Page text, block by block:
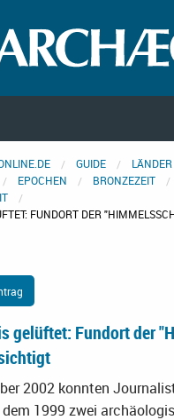
GUIDE LÄNDER
EPOCHEN
BRONZEZEIT
FUNDORT DER
gelüftet: Fundort der
2002 konnten
1999 zwei